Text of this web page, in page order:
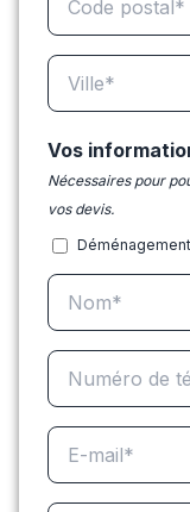
Vos
Nécessaires pour
vos devis.